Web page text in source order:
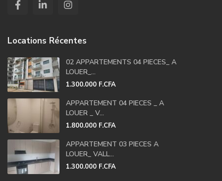
Locations Récentes
02 APPARTEMENTS 04 PIECES_ A
LOUER_...
1.300.000 F.CFA
APPARTEMENT 04 PIECES _ A
LOUER _ V...
1.800.000 F.CFA
APPARTEMENT 03 PIECES A
LOUER_ VALL...
1.300.000 F.CFA